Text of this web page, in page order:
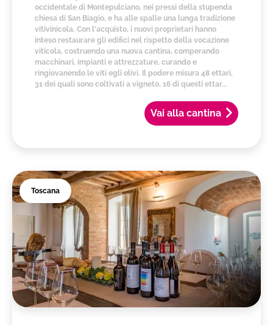
Vai alla cantina
occidentale di Montepulciano, nei pressi della stupenda
chiesa di San Biagio, e ha alle spalle una lunga tradizione
vitivinicola. Con l'acquisto, i nuovi proprietari hanno
inteso restaurare gli edifici nel rispetto della vocazione
viticola, costruendo una nuova cantina, comperando
macchinari, impianti e attrezzature, curando e
ringiovanendo le viti egli olivi. Il podere misura 48 ettari,
31 dei quali sono coltivati a vigneto, 16 di questi ettar...
Toscana